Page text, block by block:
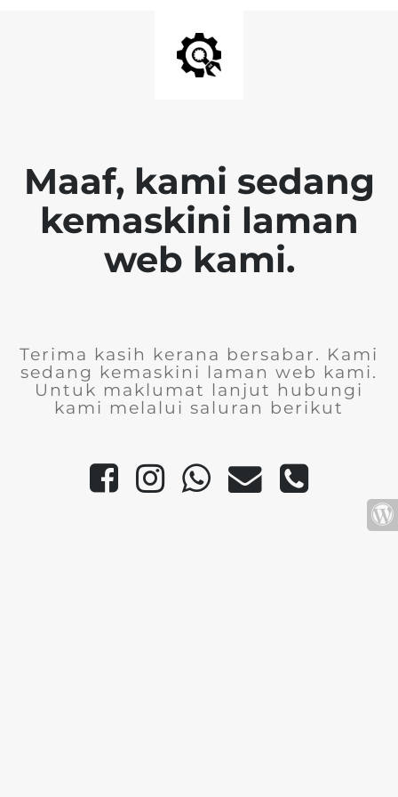
Maaf, kami sedang
kemaskini laman
web kami.
Terima kasih kerana bersabar. Kami
sedang kemaskini laman web kami.
Untuk maklumat lanjut hubungi
kami melalui saluran berikut